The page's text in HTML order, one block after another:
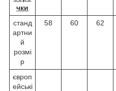
чки
станд
артни
й
розмі
р
58 60 62
європ
ейські